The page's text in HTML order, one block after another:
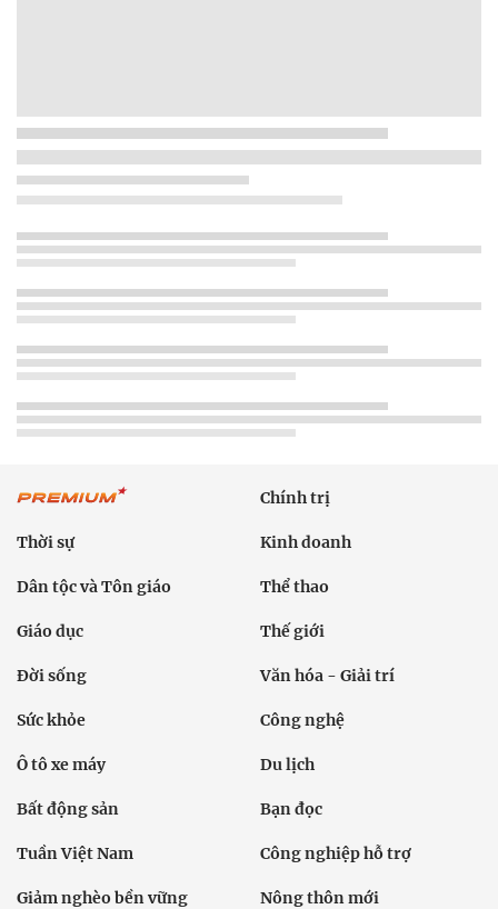
Chính trị
Thời sự Kinh doanh
Dân tộc và Tôn giáo Thể thao
Giáo dục Thế giới
Đời sống Văn hóa - Giải trí
Sức khỏe Công nghệ
Ô tô xe máy Du lịch
Bất động sản Bạn đọc
Tuần Việt Nam Công nghiệp hỗ trợ
Giảm nghèo bền vững Nông thôn mới